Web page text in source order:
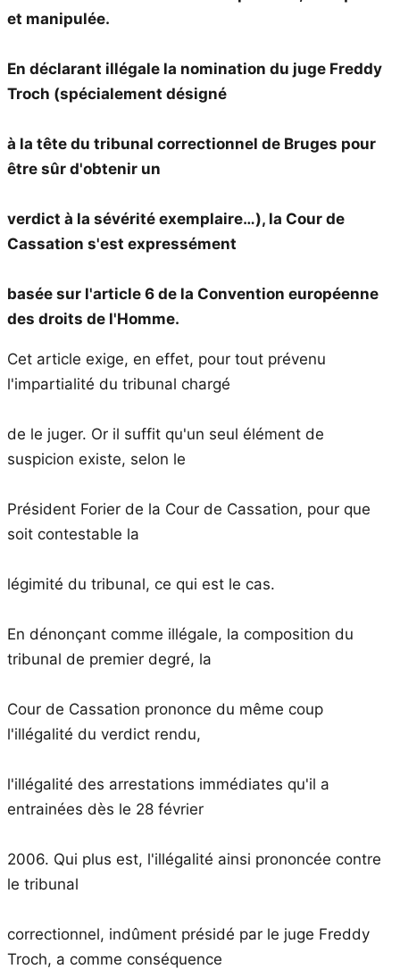
et manipulée.
En déclarant illégale la nomination du juge Freddy
Troch (spécialement désigné
à la tête du tribunal correctionnel de Bruges pour
être sûr d'obtenir un
verdict à la sévérité exemplaire…), la Cour de
Cassation s'est expressément
basée sur l'article 6 de la Convention européenne
des droits de l'Homme.
Cet article exige, en effet, pour tout prévenu
l'impartialité du tribunal chargé
de le juger. Or il suffit qu'un seul élément de
suspicion existe, selon le
Président Forier de la Cour de Cassation, pour que
soit contestable la
légimité du tribunal, ce qui est le cas.
En dénonçant comme illégale, la composition du
tribunal de premier degré, la
Cour de Cassation prononce du même coup
l'illégalité du verdict rendu,
l'illégalité des arrestations immédiates qu'il a
entrainées dès le 28 février
2006. Qui plus est, l'illégalité ainsi prononcée contre
le tribunal
correctionnel, indûment présidé par le juge Freddy
Troch, a comme conséquence